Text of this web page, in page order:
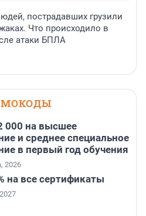
пострадавших грузили
Что происходило в
атаки БПЛА
000 на высшее
и среднее специальное
в первый год обучения
2026
на все сертификаты